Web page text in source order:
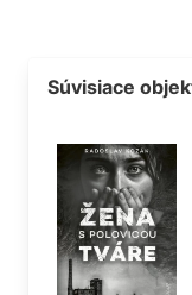
Súvisiace